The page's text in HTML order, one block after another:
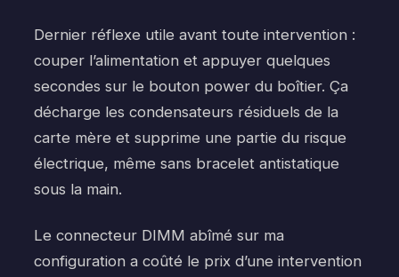
Dernier réflexe utile avant toute intervention :
couper l’alimentation et appuyer quelques
secondes sur le bouton power du boîtier. Ça
décharge les condensateurs résiduels de la
carte mère et supprime une partie du risque
électrique, même sans bracelet antistatique
sous la main.
Le connecteur DIMM abîmé sur ma
configuration a coûté le prix d’une intervention